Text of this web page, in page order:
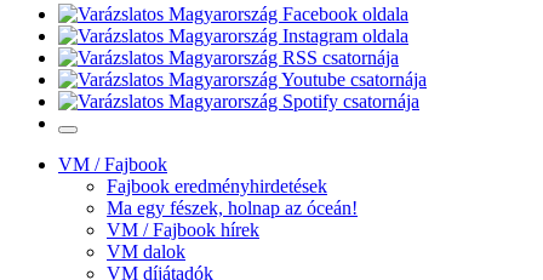
VM / Fajbook
Fajbook eredményhirdetések
Ma egy fészek, holnap az óceán!
VM / Fajbook hírek
VM dalok
VM díjátadók